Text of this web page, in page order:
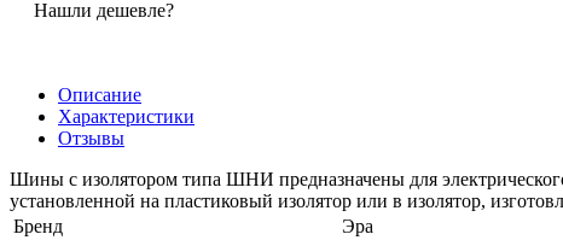
Нашли дешевле?
Описание
Характеристики
Отзывы
Шины с изолятором типа ШНИ предназначены для
установленной на пластиковый изолятор или в изолятор,
Бренд
Эра